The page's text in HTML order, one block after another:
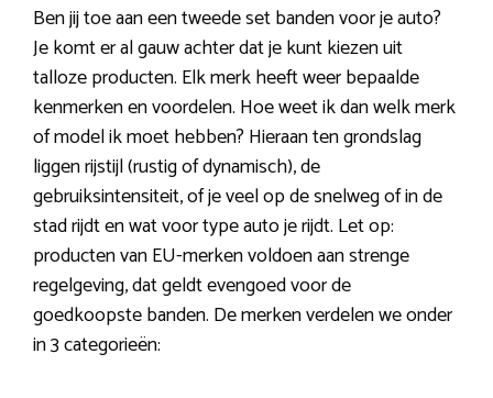
Ben jij toe aan een tweede set banden voor je auto?
Je komt er al gauw achter dat je kunt kiezen uit
talloze producten. Elk merk heeft weer bepaalde
kenmerken en voordelen. Hoe weet ik dan welk merk
of model ik moet hebben? Hieraan ten grondslag
liggen rijstijl (rustig of dynamisch), de
gebruiksintensiteit, of je veel op de snelweg of in de
stad rijdt en wat voor type auto je rijdt. Let op:
producten van EU-merken voldoen aan strenge
regelgeving, dat geldt evengoed voor de
goedkoopste banden. De merken verdelen we onder
in 3 categorieën: